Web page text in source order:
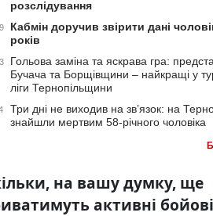
розслідування
Кабмін доручив звірити дані
років
Гольова заміна та яскрава гра:
Бучача та Борщівщини – найкращі у
ліги Тернопільщини
Три дні не виходив на зв’язок: на
знайшли мертвим 58-річного чоловіка
на вашу думку, ще
активні бойові